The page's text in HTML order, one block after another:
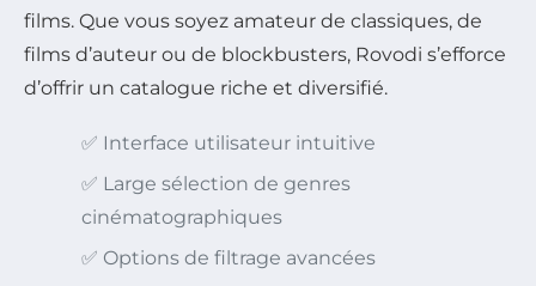
films. Que vous soyez amateur de classiques, de
films d’auteur ou de blockbusters, Rovodi s’efforce
d’offrir un catalogue riche et diversifié.
✅ Interface utilisateur intuitive
✅ Large sélection de genres
cinématographiques
✅ Options de filtrage avancées